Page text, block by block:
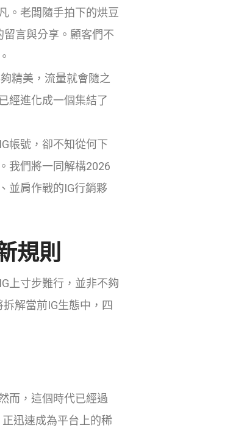
。老闆隨手拍下的烘豆
言與分享。顧客們不
精美，流量就會隨之
經進化成一個集結了
帳號，卻不知從何下
我們將一同解構2026
並肩作戰的IG行銷夥
規則
上寸步難行，並非不夠
解當前IG生態中，四
而，這個時代已經過
迅速成為平台上的稀